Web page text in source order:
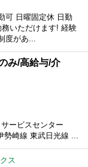
可 日曜固定休 日勤
いただけます! 経験
度があ...
み/高給与/介
ービスセンター
崎線 東武日光線 ...
ス